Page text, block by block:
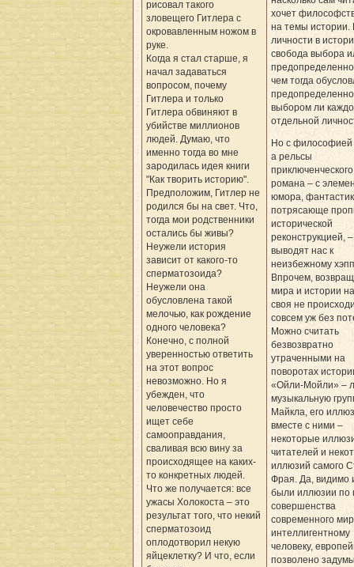
рисовал такого
зловещего Гитлера с
окровавленным ножом в
руке.
Когда я стал старше, я
начал задаваться
вопросом, почему
Гитлера и только
Гитлера обвиняют в
убийстве миллионов
людей. Думаю, что
именно тогда во мне
зародилась идея книги
"Как творить историю".
Предположим, Гитлер не
родился бы на свет. Что,
тогда мои родственники
остались бы живы?
Неужели история
зависит от какого-то
сперматозоида?
Неужели она
обусловлена такой
мелочью, как рождение
одного человека?
Конечно, с полной
уверенностью ответить
на этот вопрос
невозможно. Но я
убежден, что
человечество просто
ищет себе
самооправдания,
сваливая всю вину за
происходящее на каких-
то конкретных людей.
Что же получается: все
ужасы Холокоста – это
результат того, что некий
сперматозоид
оплодотворил некую
яйцеклетку? И что, если
хочет
на темы истории.
личности в
свобода выбора
чем тогда
выбором ли
отдельной
Но с философией
а рельсы
приключенческого
романа – с
юмора,
потрясающе
исторической
реконструкцией, –
выводят нас к
неизбежному
Впрочем,
мира и истории на
своя не
совсем уж без
Можно считать
безвозвратно
утраченными на
поворотах
«Ойли-Мойли» –
музыкальную
Майкла, его
вместе с ними –
некоторые
читателей и
иллюзий самого
Фрая. Да, видимо
были иллюзии по
совершенства
современного
интеллигентному
человеку,
позволено